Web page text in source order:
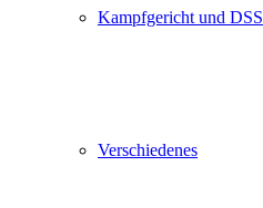
Kampfgericht und DSS
Verschiedenes